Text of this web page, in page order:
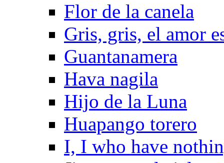
Flor de la canela
Gris, gris, el amor
Guantanamera
Hava nagila
Hijo de la Luna
Huapango torero
I, I who have